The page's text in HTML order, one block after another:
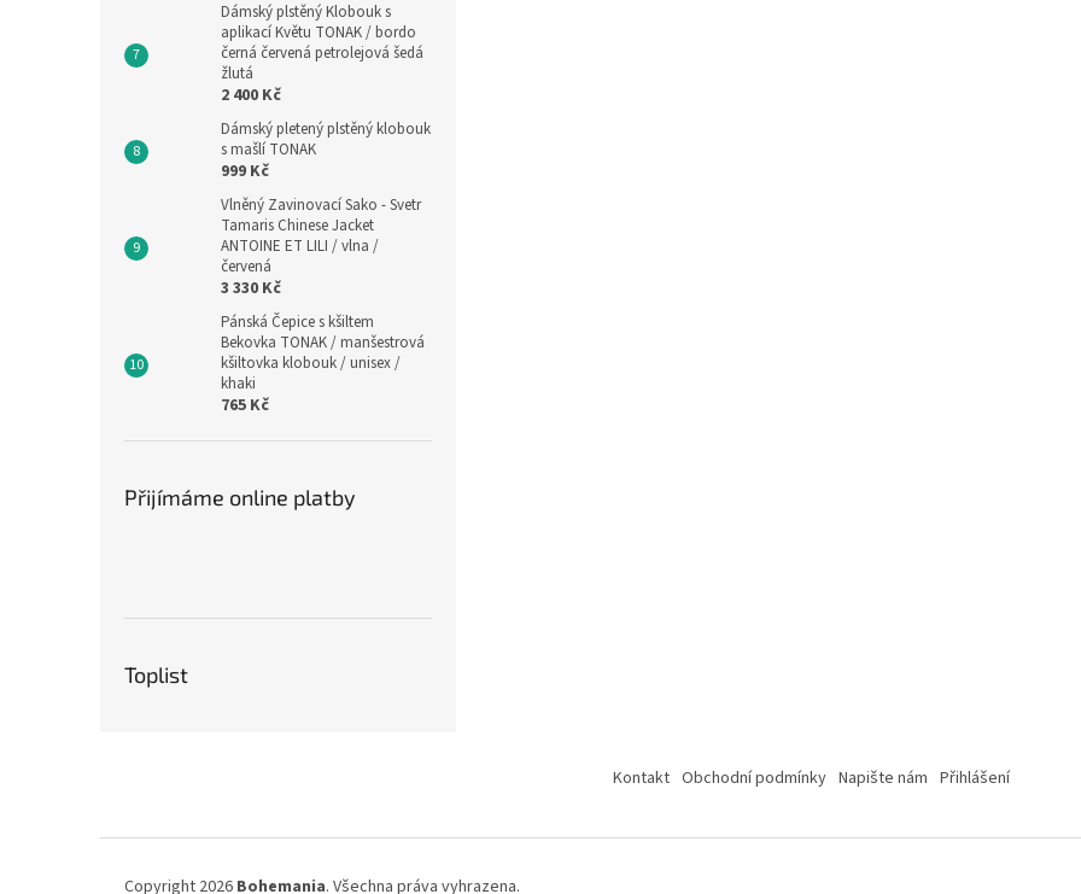
Dámský plstěný Klobouk s
aplikací Květu TONAK / bordo
černá červená petrolejová šedá
žlutá
2 400 Kč
Dámský pletený plstěný klobouk
s mašlí TONAK
999 Kč
Vlněný Zavinovací Sako - Svetr
Tamaris Chinese Jacket
ANTOINE ET LILI / vlna /
červená
3 330 Kč
Pánská Čepice s kšiltem
Bekovka TONAK / manšestrová
kšiltovka klobouk / unisex /
khaki
765 Kč
Přijímáme online platby
Toplist
Kontakt Obchodní podmínky Napište nám Přihlášení
Copyright 2026 Bohemania. Všechna práva vyhrazena.